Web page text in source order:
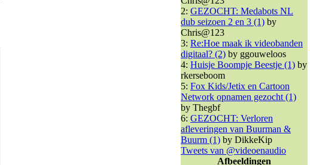
2: GEZOCHT: Medabots NL
dub seizoen 2 en 3 (1) by
Chris@123
3: Re:Hoe maak ik videobanden
digitaal? (2) by ggouweloos
4: Huisje Boompje Beestje (1) by
rkerseboom
5: Fox Kids/Jetix en Cartoon
Network opnamen gezocht (1)
by Thegbf
6: GEZOCHT: Verloren
afleveringen van Buurman &
Buurm (1) by DikkeKip
Tweets van @videoenaudio
Afbeeldingen